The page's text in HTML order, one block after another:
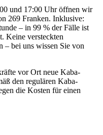
und 17:00 Uhr öffnen wir
269 Franken. Inklusive:
– in 99 % der Fälle ist
Keine versteckten
– bei uns wissen Sie von
vor Ort neue Kaba-
den regulären Kaba-
die Kosten für einen